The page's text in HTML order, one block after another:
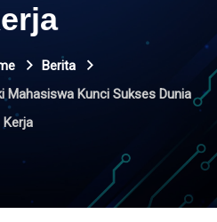
Berita
Mahasiswa Kunci Sukses Dunia
Kerja